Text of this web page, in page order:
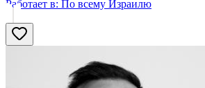
Работает в: По всему Израилю